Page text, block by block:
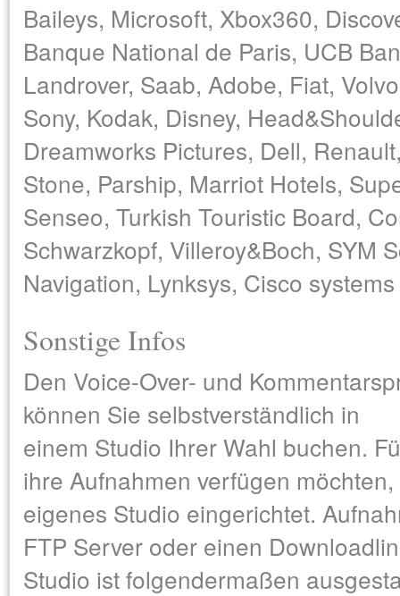
Baileys, Microsoft, Xbox360,
Banque National de Paris, UCB
Landrover, Saab, Adobe, Fiat,
Sony, Kodak, Disney,
Dreamworks Pictures, Dell,
Stone, Parship, Marriot Hotels,
Senseo, Turkish Touristic Board,
Schwarzkopf, Villeroy&Boch, SYM
Navigation, Lynksys, Cisco
Sonstige Infos
Den Voice-Over- und
können Sie selbstverständlich in
einem Studio Ihrer Wahl buchen.
ihre Aufnahmen verfügen
eigenes Studio eingerichtet.
FTP Server oder einen
Studio ist folgendermaßen